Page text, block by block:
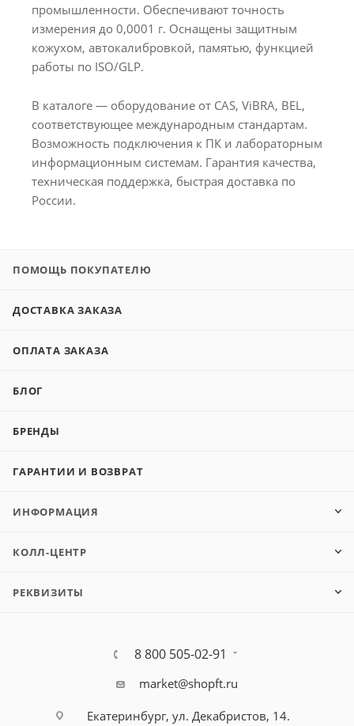
промышленности. Обеспечивают точность
измерения до 0,0001 г. Оснащены защитным
кожухом, автокалибровкой, памятью, функцией
работы по ISO/GLP.
В каталоге — оборудование от CAS, ViBRA, BEL,
соответствующее международным стандартам.
Возможность подключения к ПК и лабораторным
информационным системам. Гарантия качества,
техническая поддержка, быстрая доставка по
России.
ПОМОЩЬ ПОКУПАТЕЛЮ
ДОСТАВКА ЗАКАЗА
ОПЛАТА ЗАКАЗА
БЛОГ
БРЕНДЫ
ГАРАНТИИ И ВОЗВРАТ
ИНФОРМАЦИЯ
КОЛЛ-ЦЕНТР
РЕКВИЗИТЫ
8 800 505-02-91
market@shopft.ru
Екатеринбург, ул. Декабристов, 14.